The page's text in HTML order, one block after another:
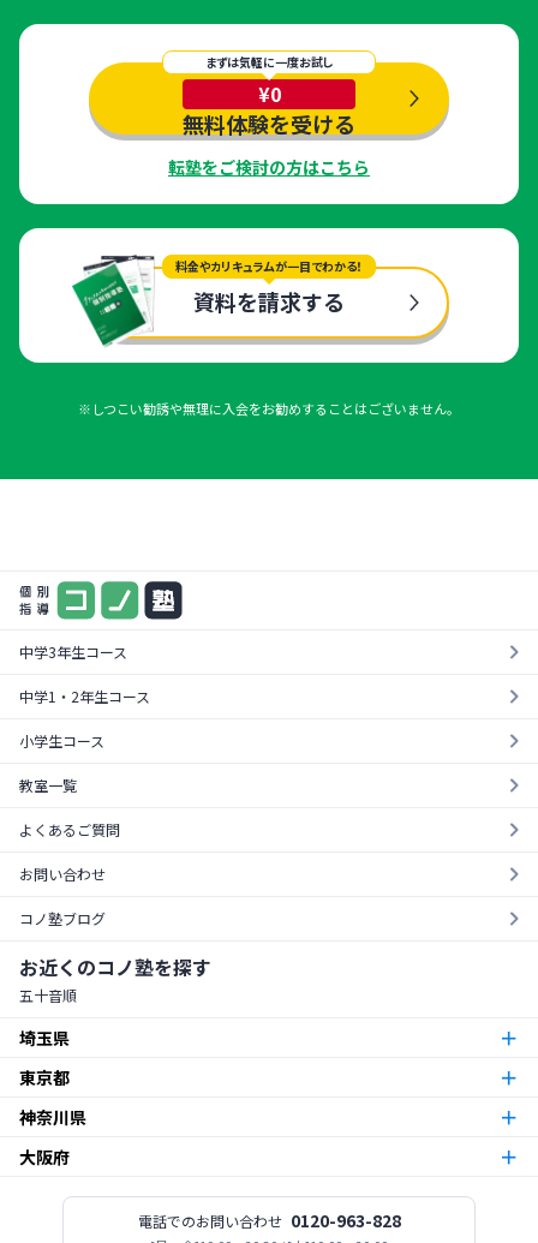
まずは気軽に一度お試し
¥0
無料体験を受ける
転塾をご検討の方はこちら
料金やカリキュラムが一目でわかる！
資料を請求する
※しつこい勧誘や無理に入会をお勧めすることはございません。
まずは気軽に一度お試し
¥0
中学3年生コース
中学1・2年生コース
小学生コース
教室一覧
よくあるご質問
お問い合わせ
コノ塾ブログ
お近くのコノ塾を探す
五十音順
埼玉県
朝霞市
越谷市
志木校
東京都
東京23区
足立区
神奈川県
厚木市
神木本町校新百合ヶ丘校中野島校南加瀬校武蔵新城校
大阪府
今福鶴見校北田辺校関目校西田辺校平野東校都島校
電話でのお問い合わせ 0120-963-828